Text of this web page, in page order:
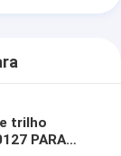
trilho
PARA